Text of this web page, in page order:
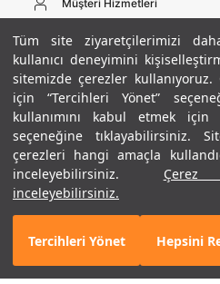
Tüm site ziyaretçilerimizi
kullanıcı deneyimini
sitemizde çerezler kullanıyoruz.
için “Tercihleri Yönet”
kullanımını kabul etmek
seçeneğine tıklayabilirsiniz.
çerezleri hangi amaçla
inceleyebilirsiniz.
Çerez
inceleyebilirsiniz.
Tercihleri Yönet Hepsini
Siyah
Pazartesi - Cuma 09:00 - 18:00
E-posta
bilgi@underarmour.com
Müşteri Hizmetleri
Sipariş Sorgulama
Bize Ulaşın
Teslimat Bilgileri
İşlem Rehberi
İade ve Değişimler
Sıkça Sorulan Sorular
Beden Rehberi
Site Haritası
Hakkımızda
Ticari Bilgiler
Hükümler ve Koşullar
Gizlilik Politikası
Çerez Politikası
Kariyer
ETBİS
UA Sosyal Medya
Instagram
Facebook
Twitter
Popüler Kategoriler
Erkek Basketbol Ayakkabısı
Çocuk Basketbol Ayakkabısı
Erkek Eşofman
Kadın Tayt